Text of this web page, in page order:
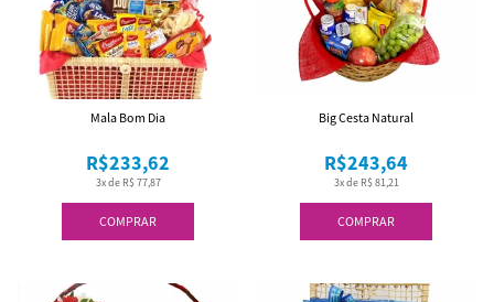
COMPRAR
3x de R$ 77,87
R$233,62
Mala Bom Dia
COMPRAR
3x de R$ 81,21
R$243,64
Big Cesta Natural